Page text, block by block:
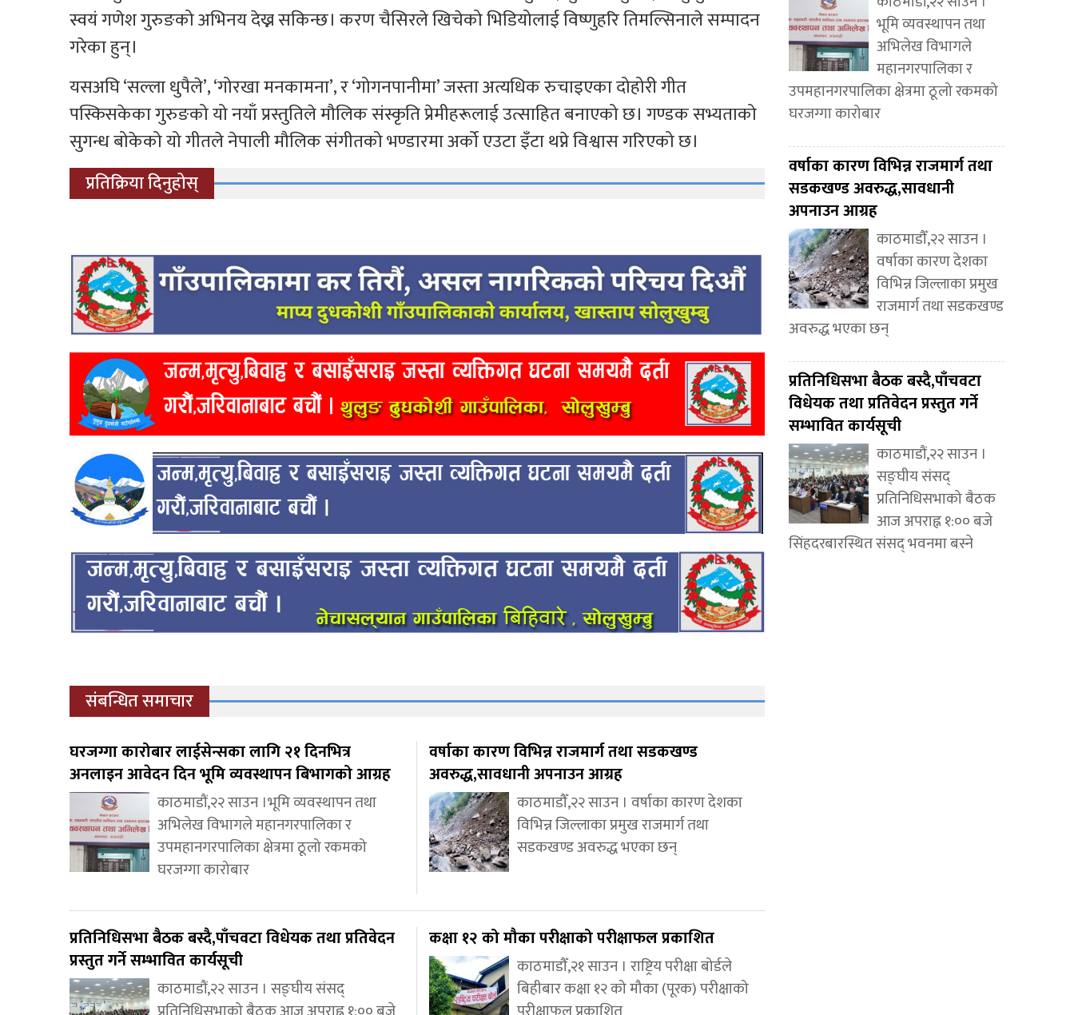
स्वयं गणेश गुरुङको अभिनय देख्न सकिन्छ। करण चैसिरले खिचेको भिडियोलाई विष्णुहरि तिमल्सिनाले सम्पादन
गरेका हुन्।
यसअघि ‘सल्ला धुपैले’, ‘गोरखा मनकामना’, र ‘गोगनपानीमा’ जस्ता अत्यधिक रुचाइएका दोहोरी गीत
पस्किसकेका गुरुङको यो नयाँ प्रस्तुतिले मौलिक संस्कृति प्रेमीहरूलाई उत्साहित बनाएको छ। गण्डक सभ्यताको
सुगन्ध बोकेको यो गीतले नेपाली मौलिक संगीतको भण्डारमा अर्को एउटा इँटा थप्ने विश्वास गरिएको छ।
प्रतिक्रिया दिनुहोस्
संबन्धित समाचार
घरजग्गा कारोबार लाईसेन्सका लागि २१ दिनभित्र
अनलाइन आवेदन दिन भूमि व्यवस्थापन बिभागको आग्रह
काठमाडौं,२२ साउन ।भूमि व्यवस्थापन तथा
अभिलेख विभागले महानगरपालिका र
उपमहानगरपालिका क्षेत्रमा ठूलो रकमको
घरजग्गा कारोबार
वर्षाका कारण विभिन्न राजमार्ग तथा सडकखण्ड
अवरुद्ध,सावधानी अपनाउन आग्रह
काठमाडौँ,२२ साउन । वर्षाका कारण देशका
विभिन्न जिल्लाका प्रमुख राजमार्ग तथा
सडकखण्ड अवरुद्ध भएका छन्
प्रतिनिधिसभा बैठक बस्दै,पाँचवटा विधेयक तथा प्रतिवेदन
प्रस्तुत गर्ने सम्भावित कार्यसूची
काठमाडौं,२२ साउन । सङ्घीय संसद्
कक्षा १२ को मौका परीक्षाको परीक्षाफल प्रकाशित
काठमाडौँ,२१ साउन । राष्ट्रिय परीक्षा बोर्डले
बिहीबार कक्षा १२ को मौका (पूरक) परीक्षाको
भूमि व्यवस्थापन तथा
अभिलेख विभागले
महानगरपालिका र
उपमहानगरपालिका क्षेत्रमा ठूलो रकमको
घरजग्गा कारोबार
वर्षाका कारण विभिन्न राजमार्ग तथा
सडकखण्ड अवरुद्ध,सावधानी
अपनाउन आग्रह
काठमाडौँ,२२ साउन ।
वर्षाका कारण देशका
विभिन्न जिल्लाका प्रमुख
राजमार्ग तथा सडकखण्ड
अवरुद्ध भएका छन्
प्रतिनिधिसभा बैठक बस्दै,पाँचवटा
विधेयक तथा प्रतिवेदन प्रस्तुत गर्ने
सम्भावित कार्यसूची
काठमाडौं,२२ साउन ।
सङ्घीय संसद्
प्रतिनिधिसभाको बैठक
आज अपराह्न १:०० बजे
सिंहदरबारस्थित संसद् भवनमा बस्ने